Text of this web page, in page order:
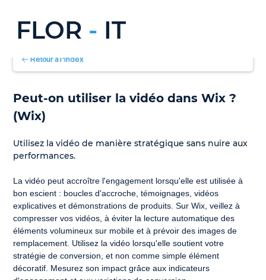
FLOR - IT
Retour à l'index
Peut-on utiliser la vidéo dans Wix ?
(Wix)
Utilisez la vidéo de manière stratégique sans nuire aux
performances.
La vidéo peut accroître l'engagement lorsqu'elle est utilisée à
bon escient : boucles d'accroche, témoignages, vidéos
explicatives et démonstrations de produits. Sur Wix, veillez à
compresser vos vidéos, à éviter la lecture automatique des
éléments volumineux sur mobile et à prévoir des images de
remplacement. Utilisez la vidéo lorsqu'elle soutient votre
stratégie de conversion, et non comme simple élément
décoratif. Mesurez son impact grâce aux indicateurs